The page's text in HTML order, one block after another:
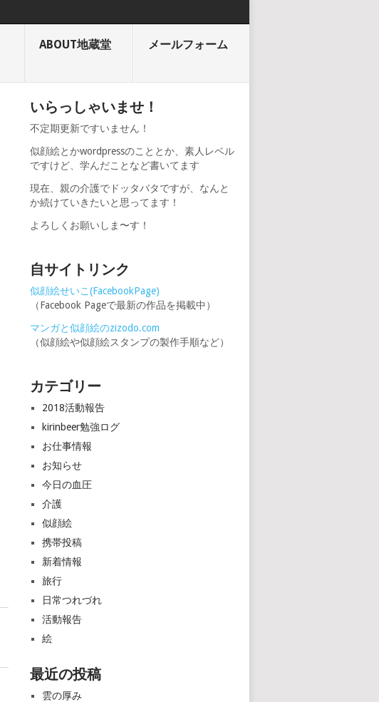
ABOUT地蔵堂 メールフォーム
いらっしゃいませ！
不定期更新ですいません！
似顔絵とかwordpressのこととか、素人レベル
ですけど、学んだことなど書いてます
現在、親の介護でドッタバタですが、なんと
か続けていきたいと思ってます！
よろしくお願いしま〜す！
自サイトリンク
似顔絵せいこ(FacebookPage)
（Facebook Pageで最新の作品を掲載中）
マンガと似顔絵のzizodo.com
（似顔絵や似顔絵スタンプの製作手順など）
カテゴリー
2018活動報告
kirinbeer勉強ログ
お仕事情報
お知らせ
今日の血圧
介護
似顔絵
携帯投稿
新着情報
旅行
日常つれづれ
活動報告
絵
最近の投稿
雲の厚み